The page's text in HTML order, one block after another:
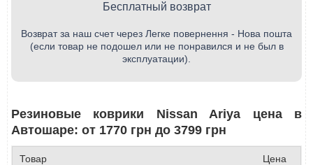
Бесплатный возврат
Возврат за наш счет через Легке повернення - Нова пошта
(если товар не подошел или не понравился и не был в
эксплуатации).
Резиновые коврики Nissan Ariya цена в
Автошаре: от 1770 грн до 3799 грн
Товар Цена